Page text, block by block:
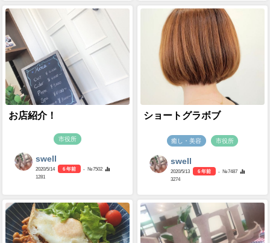
お店紹介！
市役所
swell
2020/5/14 6 年前
- №7502
1281
ショートグラボブ
癒し・美容 市役所
swell
2020/5/13 6 年前
- №7487
3274